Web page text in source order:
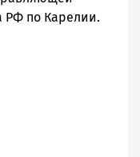
РФ по Карелии.